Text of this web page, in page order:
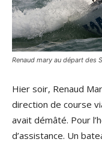
Renaud mary au départ des
Hier soir, Renaud
direction de course
avait démâté. Pour
d’assistance. Un